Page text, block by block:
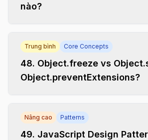
nào?
Trung bình Core Concepts
48. Object.freeze vs
Object.preventExtensions?
Nâng cao Patterns
49. JavaScript Design